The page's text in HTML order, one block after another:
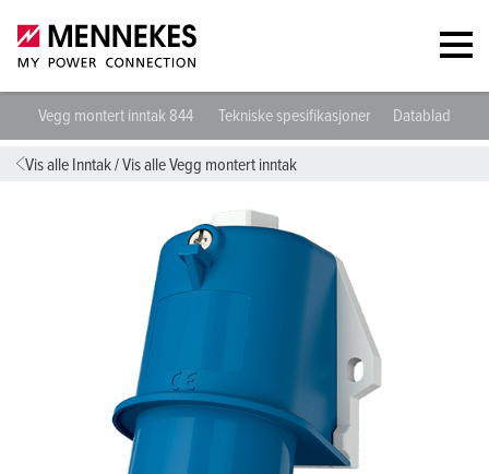
Vegg montert inntak 844 Tekniske spesifikasjoner Datablad og
Vis alle Inntak/Vis alle Vegg montert inntak